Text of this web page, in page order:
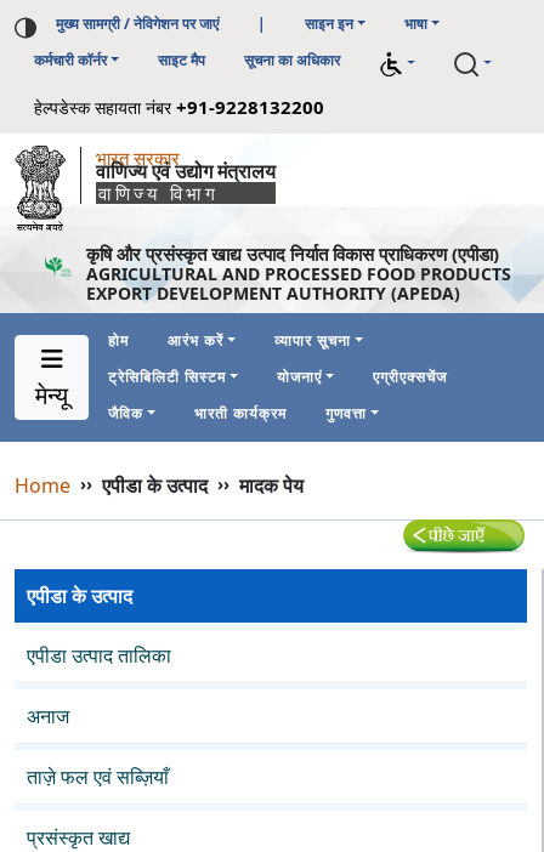
मुख्य सामग्री / नेविगेशन पर जाएं | साइन इन
भाषा
कर्मचारी कॉर्नर
साइट मैप सूचना का अधिकार
हेल्पडेस्क सहायता नंबर+91-9228132200
भारत सरकार
वाणिज्य एवं उद्योग मंत्रालय
वाणिज्य विभाग
कृषि और प्रसंस्कृत खाद्य उत्पाद निर्यात विकास प्राधिकरण (एपीडा)
AGRICULTURAL AND PROCESSED FOOD PRODUCTS
EXPORT DEVELOPMENT AUTHORITY (APEDA)
मेन्यू
Main Navigation 1
Main Menu Horizontal
होम आरंभ करें
व्यापार सूचना
ट्रेसिबिलिटी सिस्टम
योजनाएं
एग्रीएक्सचेंज
जैविक
भारती कार्यक्रम गुणवत्ता
Breadcrumb
Home ››एपीडा के उत्पाद››मादक पेय
एपीडा के उत्पाद
एपीडा उत्पाद तालिका
अनाज
ताज़े फल एवं सब्ज़ियाँ
प्रसंस्कृत खाद्य